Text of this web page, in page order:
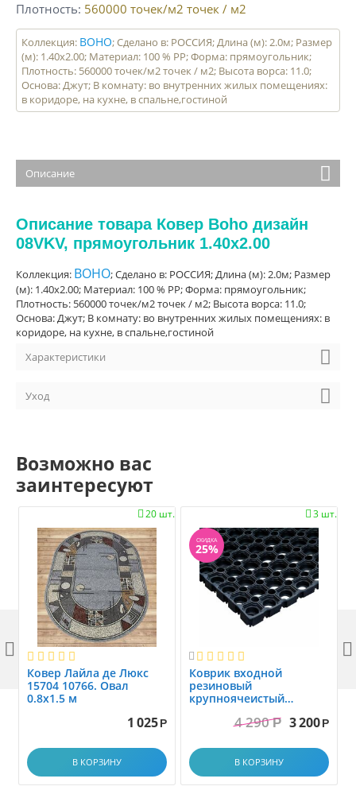
Плотность 560000 точек/м2 точек / м2
Коллекция: BOHO; Сделано в: РОССИЯ; Длина (м): 2.0м; Размер
(м): 1.40x2.00; Материал: 100 % PP; Форма: прямоугольник;
Плотность: 560000 точек/м2 точек / м2; Высота ворса: 11.0;
Основа: Джут; В комнату: во внутренних жилых помещениях:
в коридоре, на кухне, в спальне,гостиной
Описание
Описание товара Ковер Boho дизайн
08VKV, прямоугольник 1.40x2.00
Коллекция: BOHO; Сделано в: РОССИЯ; Длина (м): 2.0м; Размер
(м): 1.40x2.00; Материал: 100 % PP; Форма: прямоугольник;
Плотность: 560000 точек/м2 точек / м2; Высота ворса: 11.0;
Основа: Джут; В комнату: во внутренних жилых помещениях: в
коридоре, на кухне, в спальне,гостиной
Характеристики
Уход
Возможно вас
заинтересуют
20 шт.

Ковер Лайла де Люкс
15704 10766. Овал
0.8x1.5 м
1 025 Р
В КОРЗИНУ
3 шт.

СКИДКА
25%

Коврик вxодной
резиновый
крупноячеистый
1.0x1.5 м4 290 Р 3 200 Р
В КОРЗИНУ
 